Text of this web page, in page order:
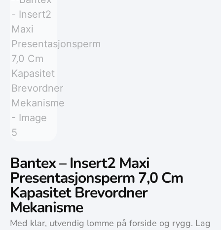
Bantex – Insert2 Maxi
Presentasjonsperm 7,0 Cm
Kapasitet Brevordner
Mekanisme
Med klar, utvendig lomme på forside og rygg. Lag